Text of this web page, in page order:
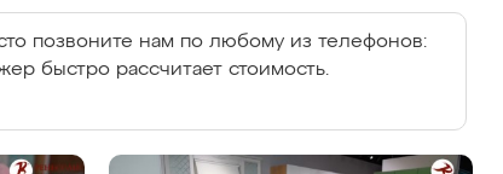
позвоните нам по любому из телефонов:
быстро рассчитает стоимость.